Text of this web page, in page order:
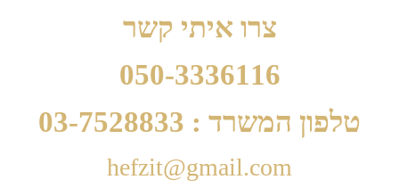
צרו איתי קשר
050-3336116
טלפון המשרד : 03-7528833
hefzit@gmail.com